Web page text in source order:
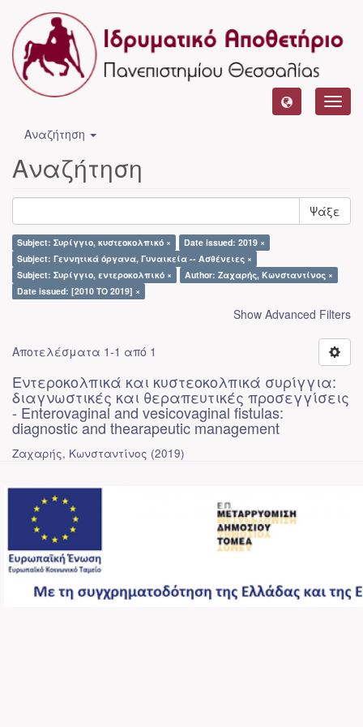
Αναζήτηση
Αναζήτηση
Ψάξε
Subject: Συρίγγιο, κυστεοκολπικό ×
Date issued: 2019 ×
Subject: Γεννητικά όργανα, Γυναικεία -- Ασθένειες ×
Subject: Συρίγγιο, εντεροκολπικό ×
Author: Ζαχαρής, Κωνσταντίνος ×
Date issued: [2010 TO 2019] ×
Show Advanced Filters
Αποτελέσματα 1-1 από 1
Εντεροκολπικά και κυστεοκολπικά συρίγγια:
διαγνωστικές και θεραπευτικές προσεγγίσεις
- Enterovaginal and vesicovaginal fistulas:
diagnostic and thearapeutic management
Ζαχαρής, Κωνσταντίνος (2019)